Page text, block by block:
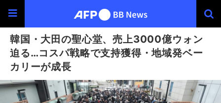
韓国・大田の聖心堂、売上3000億ウォン
迫る…コスパ戦略で支持獲得・地域発ベー
カリーが成長